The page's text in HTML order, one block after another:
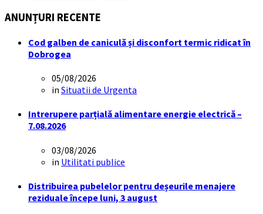
ANUNȚURI RECENTE
Cod galben de caniculă și disconfort termic ridicat în
Dobrogea
05/08/2026
in Situatii de Urgenta
Intrerupere parțială alimentare energie electrică –
7.08.2026
03/08/2026
in Utilitati publice
Distribuirea pubelelor pentru deșeurile menajere
reziduale începe luni, 3 august